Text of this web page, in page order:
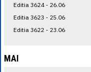
Editia 3624 - 26.06
Editia 3623 - 25.06
Editia 3622 - 23.06
MAI